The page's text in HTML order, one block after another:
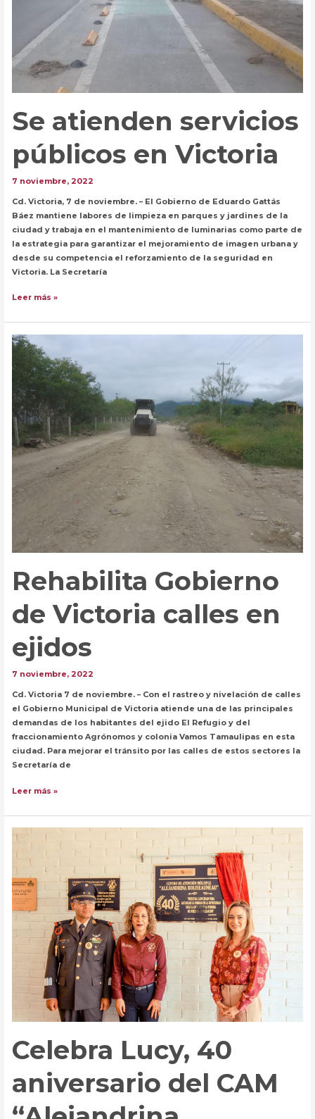
Se atienden servicios
públicos en Victoria
7 noviembre, 2022
Cd. Victoria, 7 de noviembre. – El Gobierno de Eduardo Gattás
Báez mantiene labores de limpieza en parques y jardines de la
ciudad y trabaja en el mantenimiento de luminarias como parte de
la estrategia para garantizar el mejoramiento de imagen urbana y
desde su competencia el reforzamiento de la seguridad en
Victoria. La Secretaría
Se
servicios
públicos
en
Victoria
Leer más »
Rehabilita Gobierno
de Victoria calles en
ejidos
7 noviembre, 2022
Cd. Victoria 7 de noviembre. – Con el rastreo y nivelación de calles
el Gobierno Municipal de Victoria atiende una de las principales
demandas de los habitantes del ejido El Refugio y del
fraccionamiento Agrónomos y colonia Vamos Tamaulipas en esta
ciudad. Para mejorar el tránsito por las calles de estos sectores la
Secretaría de
Rehabilita
de
ejidos
Leer más »
Celebra Lucy, 40
aniversario del CAM